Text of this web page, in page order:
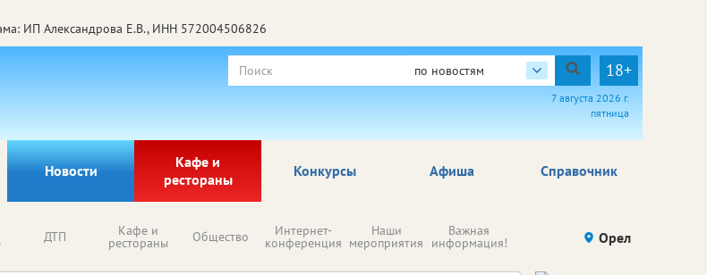
ИП Александрова Е.В., ИНН 572004506826
по новостям 18+
7 августа 2026 г.
пятница
Новости
Кафе и
рестораны
Афиша Справочник
Конкурсы
ДТП Кафе и
рестораны Общество Интернет-
конференция
Наши
мероприятия
Важная
информация! Происшествия Здоровье
Орел